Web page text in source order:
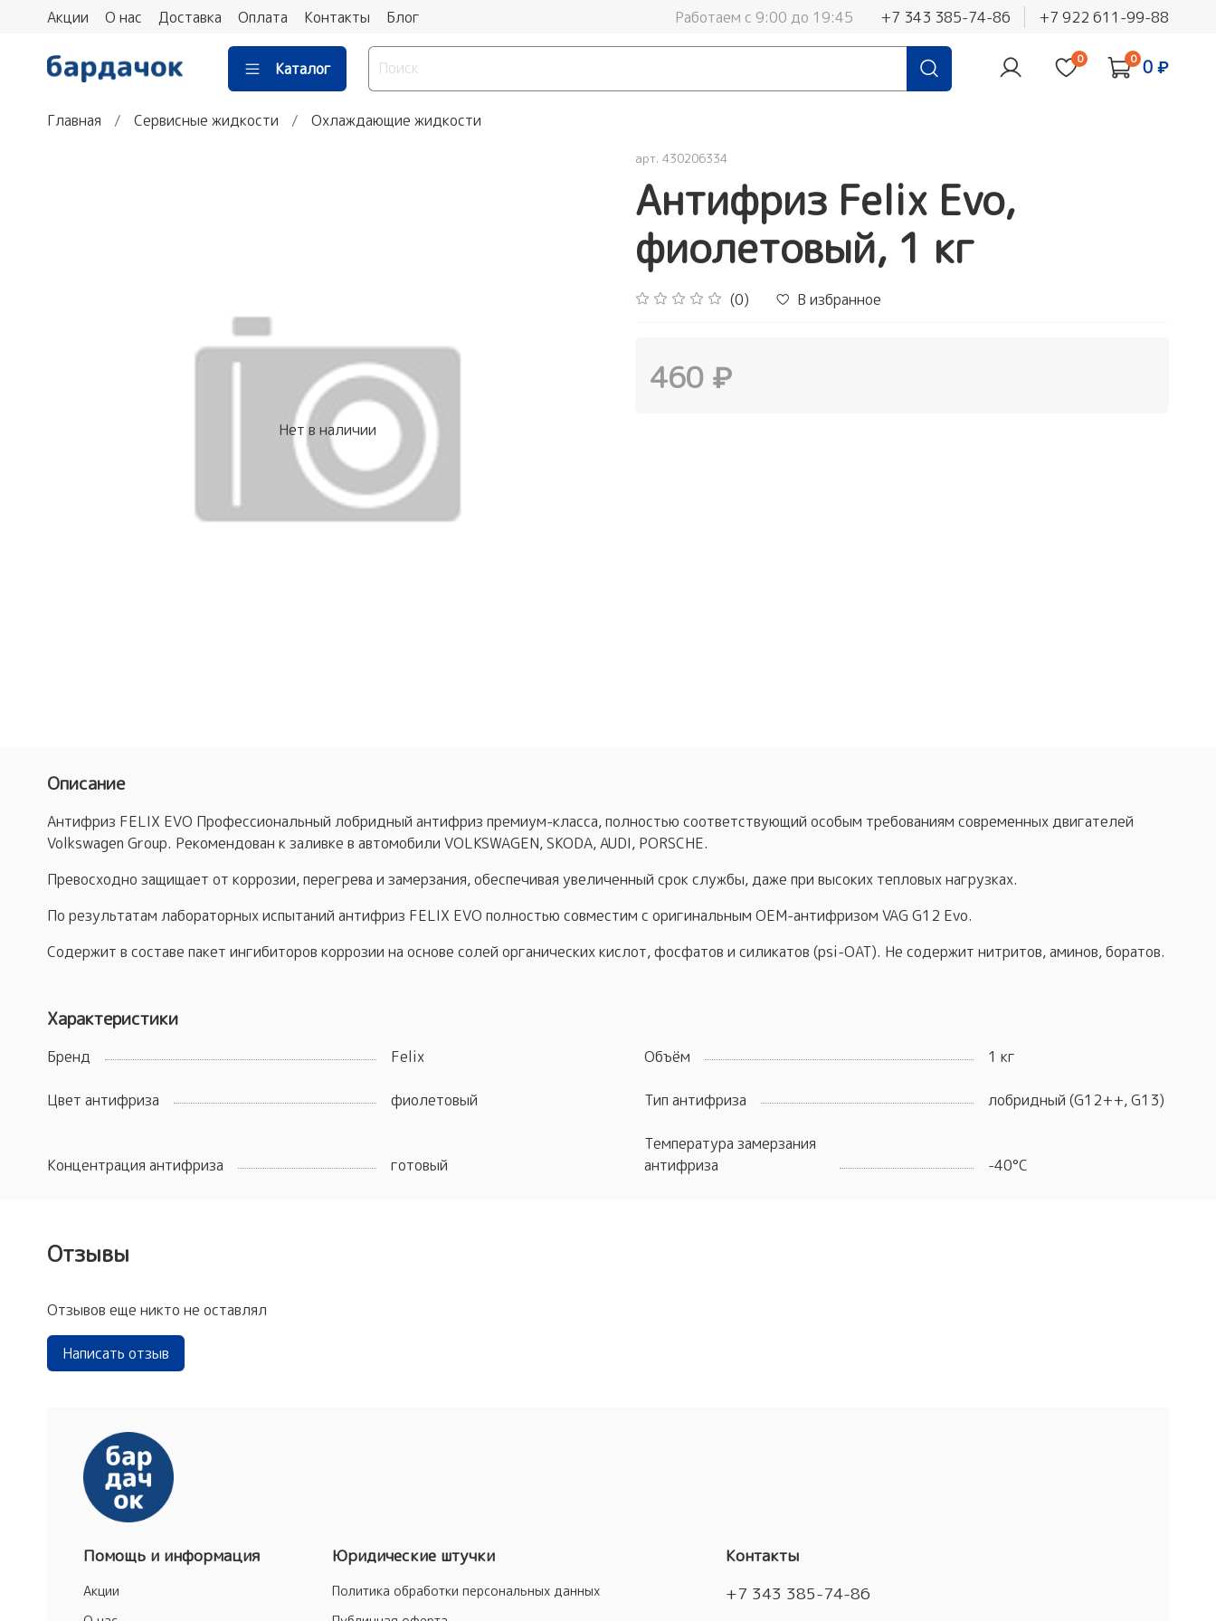
Акции О нас Доставка Оплата Контакты Блог Работаем с 9:00 до 19:45 +7 343 385-74-86 +7 922 611-99-88
Каталог
0 0 0 ₽
Главная Сервисные жидкости Охлаждающие жидкости
Нет в наличии
арт. 430206334
Антифриз Felix Evo,
фиолетовый, 1 кг
(0) В избранное
460 ₽
Описание
Антифриз FELIX EVO Профессиональный лобридный антифриз премиум-класса, полностью соответствующий особым требованиям современных двигателей
Volkswagen Group. Рекомендован к заливке в автомобили VOLKSWAGEN, SKODA, AUDI, PORSCHE.
Превосходно защищает от коррозии, перегрева и замерзания, обеспечивая увеличенный срок службы, даже при высоких тепловых нагрузках.
По результатам лабораторных испытаний антифриз FELIX EVO полностью совместим с оригинальным OEM-антифризом VAG G12 Evo.
Содержит в составе пакет ингибиторов коррозии на основе солей органических кислот, фосфатов и силикатов (psi-OAT). Не содержит нитритов, аминов, боратов.
Характеристики
Бренд Felix Объём 1 кг
Цвет антифриза фиолетовый Тип антифриза лобридный (G12++, G13)
Концентрация антифриза готовый
Температура замерзания
антифриза
-40°С
Отзывы
Отзывов еще никто не оставлял
Написать отзыв
Помощь и информация
Акции
Юридические штучки
Политика обработки персональных данных
Контакты
+7 343 385-74-86